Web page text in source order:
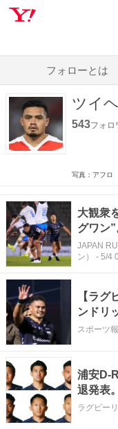
フォローとは
ツイ
543フォロ
写真：アフロ
大観衆
グワン
勘と勇
JAPAN
ン）
- 5/4
【ラグ
ンドリ
２０１
スポーツ
浦安D-
退発表
ら7名
ラグビー